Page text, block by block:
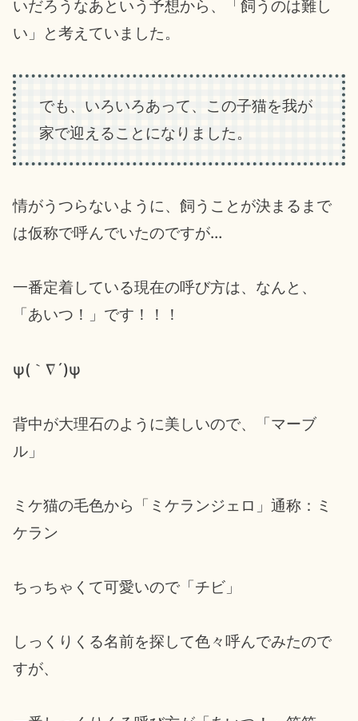
いだろうなあという予想から、「飼うのは難し
い」と考えていました。
でも、いろいろあって、この子猫を我が
家で迎えることになりました。
情がうつらないように、飼うことが決まるまで
は仮称で呼んでいたのですが…
一番定着している現在の呼び方は、なんと、
「あいつ！」です！！！
ψ(｀∇´)ψ
背中が大理石のように美しいので、「マーブ
ル」
ミケ猫の毛色から「ミケランジェロ」通称：ミ
ケラン
ちっちゃくて可愛いので「チビ」
しっくりくる名前を探して色々呼んでみたので
すが、